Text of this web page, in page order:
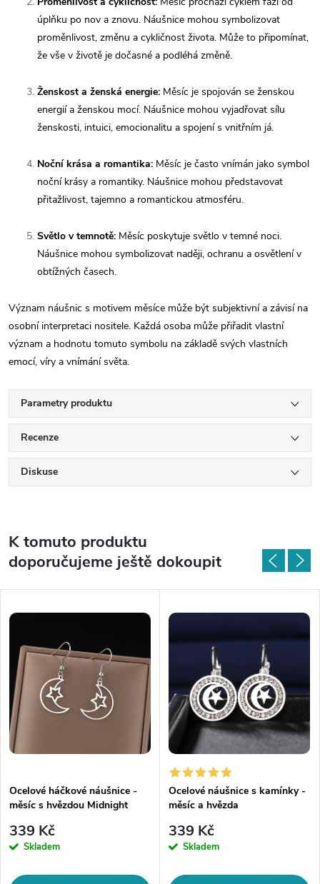
úplňku po nov a znovu. Náušnice mohou symbolizovat
proměnlivost, změnu a cykličnost života. Může to připomínat,
že vše v životě je dočasné a podléhá změně.
Ženskost a ženská energie: Měsíc je spojován se ženskou
energií a ženskou mocí. Náušnice mohou vyjadřovat sílu
ženskosti, intuici, emocionalitu a spojení s vnitřním já.
Noční krása a romantika: Měsíc je často vnímán jako symbol
noční krásy a romantiky. Náušnice mohou představovat
přitažlivost, tajemno a romantickou atmosféru.
Světlo v temnotě: Měsíc poskytuje světlo v temné noci.
Náušnice mohou symbolizovat naději, ochranu a osvětlení v
obtížných časech.
Význam náušnic s motivem měsíce může být subjektivní a závisí na
osobní interpretaci nositele. Každá osoba může přiřadit vlastní
význam a hodnotu tomuto symbolu na základě svých vlastních
emocí, víry a vnímání světa.
Parametry produktu
Recenze
Diskuse
K tomuto produktu
doporučujeme ještě dokoupit
Ocelové háčkové náušnice -
měsíc s hvězdou Midnight
339 Kč
Skladem
Ocelové náušnice s kamínky -
měsíc a hvězda
339 Kč
Skladem